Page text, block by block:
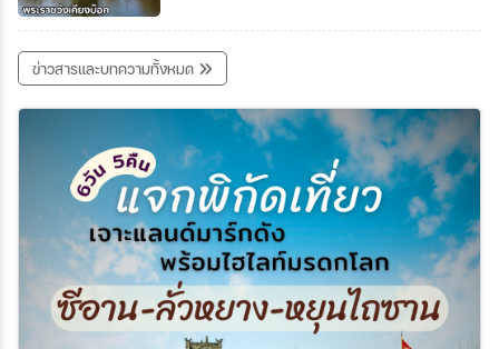
เกาหลี ได้รับความนิยมทั่วโลก เหมาะสำหรับสาย
ช้อป บรรยากาศสวยงามทุกฤดู โดยเฉพาะฤดู
ใบไม้เปลี่ยนสีและหิมะในฤดูหนาว
ข่าวสารและบทความทั้งหมด